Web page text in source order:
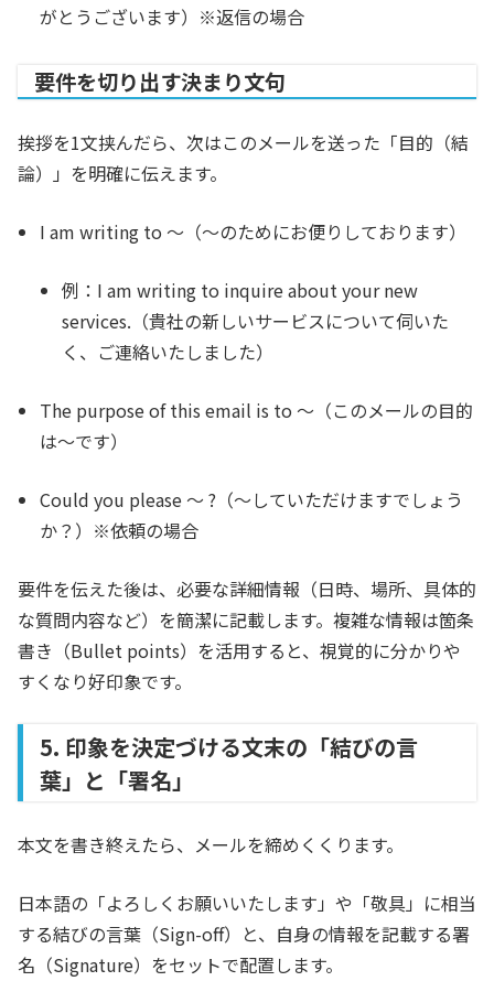
がとうございます）※返信の場合
要件を切り出す決まり文句
挨拶を1文挟んだら、次はこのメールを送った「目的（結
論）」を明確に伝えます。
I am writing to ～ （～のためにお便りしております）
例：I am writing to inquire about your new
services.（貴社の新しいサービスについて伺いた
く、ご連絡いたしました）
The purpose of this email is to ～ （このメールの目的
は～です）
Could you please ～ ? （～していただけますでしょう
か？）※依頼の場合
要件を伝えた後は、必要な詳細情報（日時、場所、具体的
な質問内容など）を簡潔に記載します。複雑な情報は箇条
書き（Bullet points）を活用すると、視覚的に分かりや
すくなり好印象です。
5. 印象を決定づける文末の「結びの言
葉」と「署名」
本文を書き終えたら、メールを締めくくります。
日本語の「よろしくお願いいたします」や「敬具」に相当
する結びの言葉（Sign-off）と、自身の情報を記載する署
名（Signature）をセットで配置します。